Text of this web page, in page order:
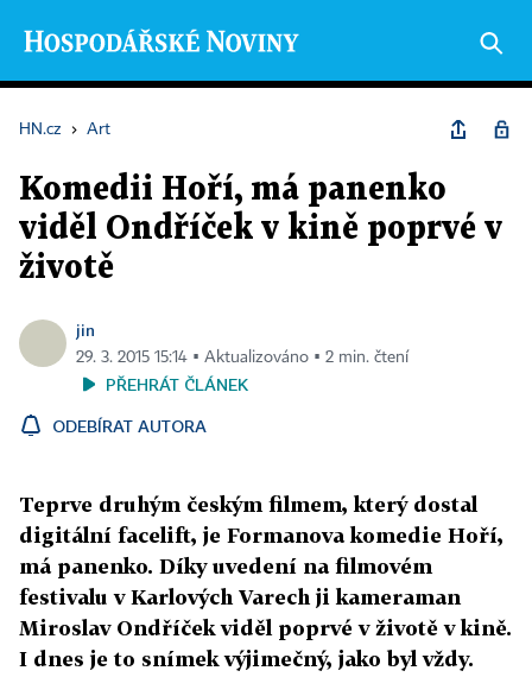
HN.cz › Art
Komedii Hoří, má panenko
viděl Ondříček v kině poprvé v
životě
jin
29. 3. 2015 15:14 ▪ Aktualizováno ▪ 2 min. čtení
PŘEHRÁT ČLÁNEK
ODEBÍRAT AUTORA
Teprve druhým českým filmem, který dostal
digitální facelift, je Formanova komedie Hoří,
má panenko. Díky uvedení na filmovém
festivalu v Karlových Varech ji kameraman
Miroslav Ondříček viděl poprvé v životě v kině.
I dnes je to snímek výjimečný, jako byl vždy.